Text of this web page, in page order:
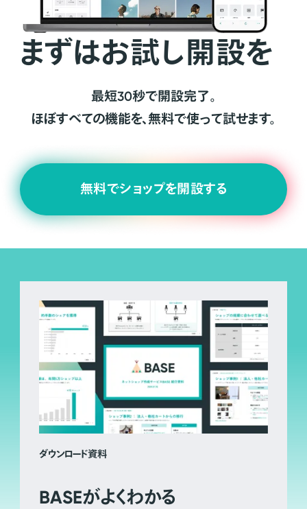
まずはお試し開設を
最短30秒で開設完了。
ほぼすべての機能を、無料で使って試せます。
無料でショップを開設する
ダウンロード資料
BASEがよくわかる